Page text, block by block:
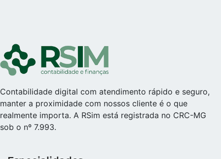
Contabilidade digital com atendimento rápido e seguro,
manter a proximidade com nossos cliente é o que
realmente importa. A RSim está registrada no CRC-MG
sob o nº 7.993.